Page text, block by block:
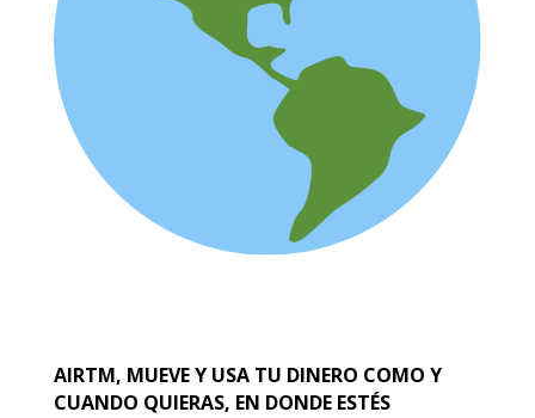
AIRTM, MUEVE Y USA TU DINERO COMO Y
CUANDO QUIERAS, EN DONDE ESTÉS